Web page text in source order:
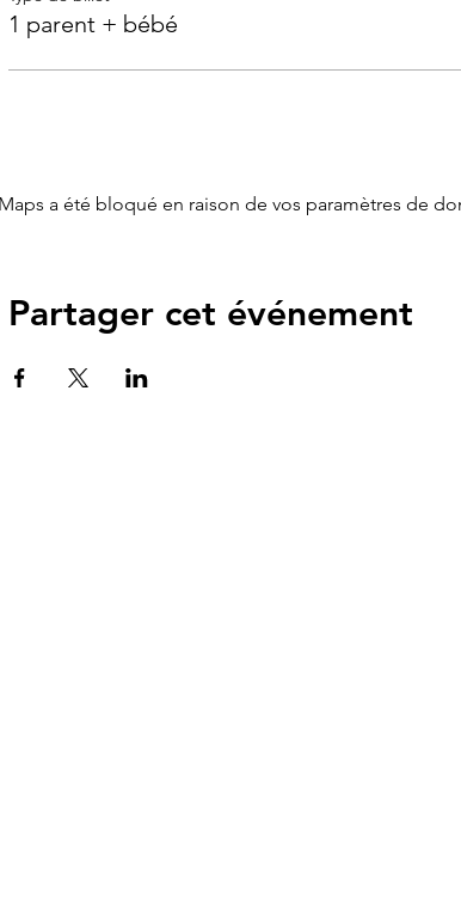
1 parent + bébé
a été bloqué en raison de vos paramètres de
Partager cet événement